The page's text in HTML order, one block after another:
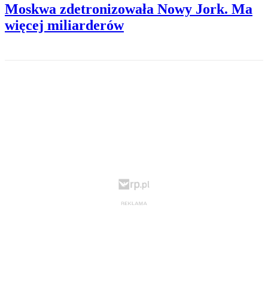
Moskwa zdetronizowała Nowy Jork. Ma
więcej miliarderów